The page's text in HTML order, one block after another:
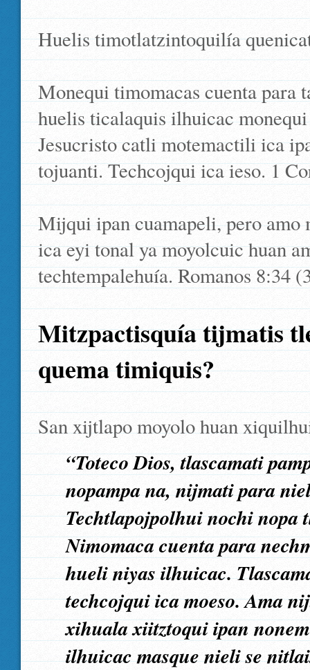
Huelis timotlatzintoquilía
Monequi timomacas cuenta
huelis ticalaquis ilhuicac
Jesucristo catli motemactili ica
tojuanti. Techcojqui ica ieso. 1
Mijqui ipan cuamapeli, pero
ica eyi tonal ya moyolcuic huan
techtempalehuía. Romanos 8:34
Mitzpactisquía tijmatis
quema timiquis?
San xijtlapo moyolo huan
“Toteco Dios, tlascamati
nopampa na, nijmati para
Techtlapojpolhui nochi
Nimomaca cuenta para
hueli niyas ilhuicac.
techcojqui ica moeso. Ama
xihuala xiitztoqui ipan
ilhuicac masque nieli se